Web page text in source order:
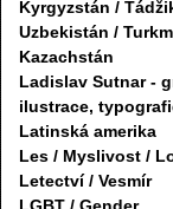
Kyrgyzstán /
Uzbekistán /
Kazachstán
Ladislav Sutnar -
ilustrace,
Latinská amerika
Les / Myslivost /
Letectví / Vesmír